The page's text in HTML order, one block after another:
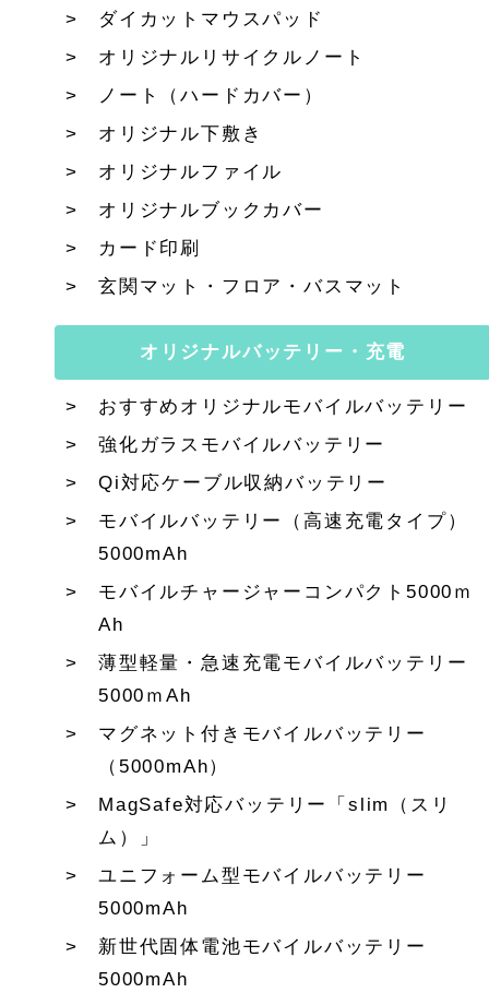
ダイカットマウスパッド
オリジナルリサイクルノート
ノート（ハードカバー）
オリジナル下敷き
オリジナルファイル
オリジナルブックカバー
カード印刷
玄関マット・フロア・バスマット
オリジナルバッテリー・充電
おすすめオリジナルモバイルバッテリー
強化ガラスモバイルバッテリー
Qi対応ケーブル収納バッテリー
モバイルバッテリー（高速充電タイプ）
5000mAh
モバイルチャージャーコンパクト5000ｍ
Ah
薄型軽量・急速充電モバイルバッテリー
5000ｍAh
マグネット付きモバイルバッテリー
（5000mAh）
MagSafe対応バッテリー「slim（スリ
ム）」
ユニフォーム型モバイルバッテリー
5000mAh
新世代固体電池モバイルバッテリー
5000mAh